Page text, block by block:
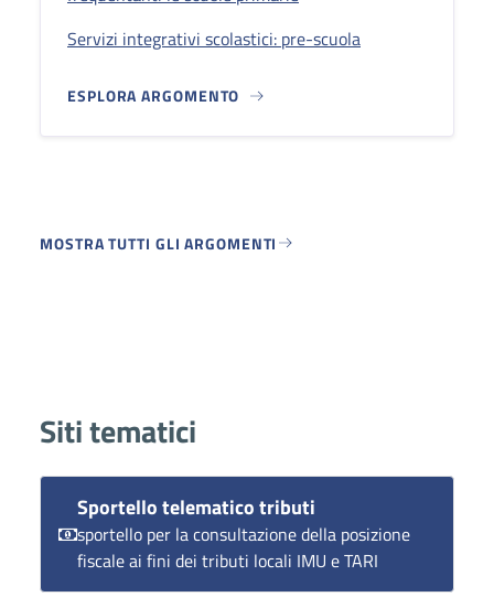
Servizi integrativi scolastici: pre-scuola
ESPLORA ARGOMENTO
MOSTRA TUTTI GLI ARGOMENTI
Siti tematici
Sportello telematico tributi
sportello per la consultazione della posizione
fiscale ai fini dei tributi locali IMU e TARI